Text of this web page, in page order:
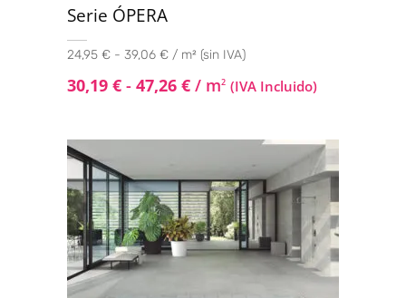
Serie ÓPERA
24,95 € - 39,06 € / m² (sin IVA)
30,19 € - 47,26 € / m2 (IVA Incluido)